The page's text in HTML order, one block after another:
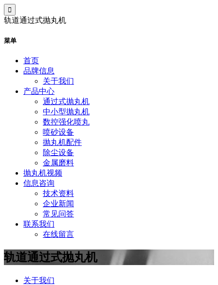
轨道通过式抛丸机
菜单
首页
品牌信息
关于我们
产品中心
通过式抛丸机
中小型抛丸机
数控强化喷丸
喷砂设备
抛丸机配件
除尘设备
金属磨料
抛丸机视频
信息咨询
技术资料
企业新闻
常见问答
联系我们
在线留言
轨道通过式抛丸机
关于我们